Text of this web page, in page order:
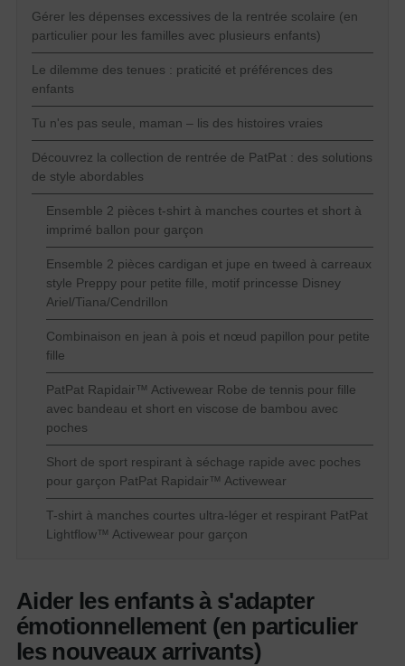
Gérer les dépenses excessives de la rentrée scolaire (en
particulier pour les familles avec plusieurs enfants)
Le dilemme des tenues : praticité et préférences des
enfants
Tu n'es pas seule, maman – lis des histoires vraies
Découvrez la collection de rentrée de PatPat : des solutions
de style abordables
Ensemble 2 pièces t-shirt à manches courtes et short à
imprimé ballon pour garçon
Ensemble 2 pièces cardigan et jupe en tweed à carreaux
style Preppy pour petite fille, motif princesse Disney
Ariel/Tiana/Cendrillon
Combinaison en jean à pois et nœud papillon pour petite
fille
PatPat Rapidair™ Activewear Robe de tennis pour fille
avec bandeau et short en viscose de bambou avec
poches
Short de sport respirant à séchage rapide avec poches
pour garçon PatPat Rapidair™ Activewear
T-shirt à manches courtes ultra-léger et respirant PatPat
Lightflow™ Activewear pour garçon
Aider les enfants à s'adapter
émotionnellement (en particulier
les nouveaux arrivants)